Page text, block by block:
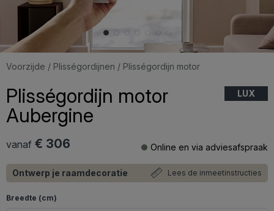
Voorzijde / Plisségordijnen / Plisségordijn motor
Plisségordijn motor
Aubergine
LUX
vanaf € 306 Online en via adviesafspraak
Ontwerp je raamdecoratie Lees de inmeetinstructies
Breedte (cm)